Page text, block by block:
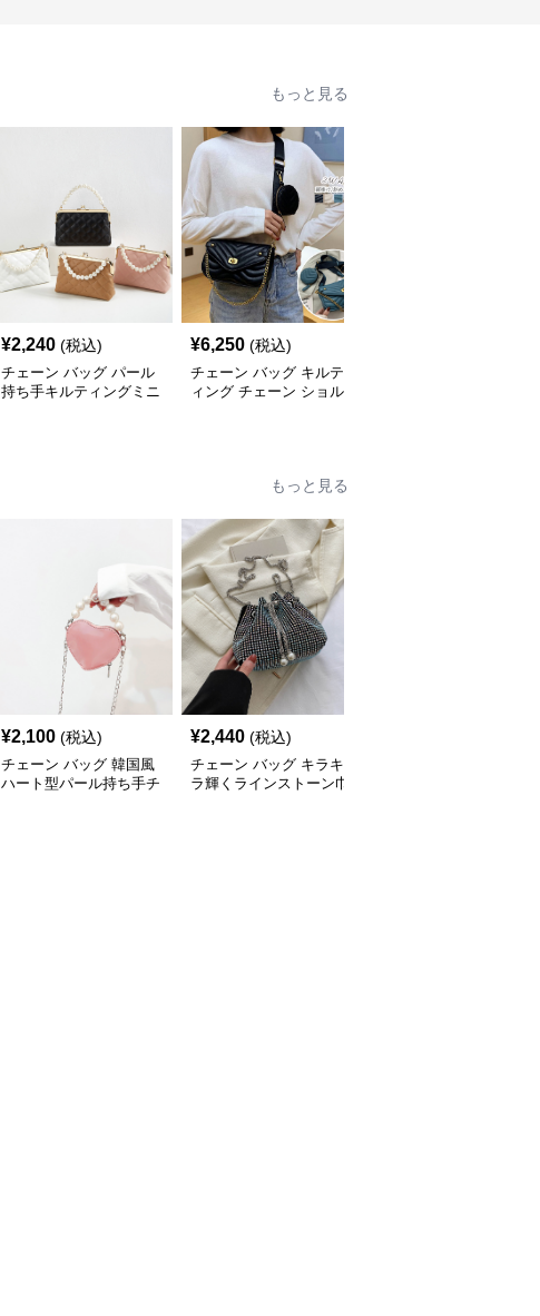
もっと見る
¥2,240 (税込)
チェーン バッグ パール
持ち手キルティングミニ
¥6,250 (税込)
チェーン バッグ キルテ
ィング チェーン ショル
もっと見る
¥2,100 (税込)
チェーン バッグ 韓国風
ハート型パール持ち手チ
¥2,440 (税込)
チェーン バッグ キラキ
ラ輝くラインストーン巾